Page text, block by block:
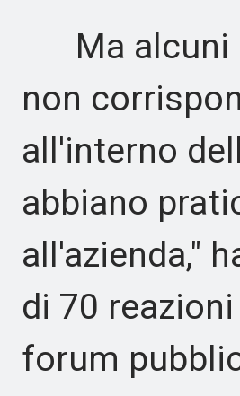
Ma alcuni
non
all'interno
abbiano
all'azienda,"
di 70
forum